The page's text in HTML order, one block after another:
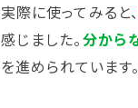
実際に使ってみると、
感じました。分から
を進められています。